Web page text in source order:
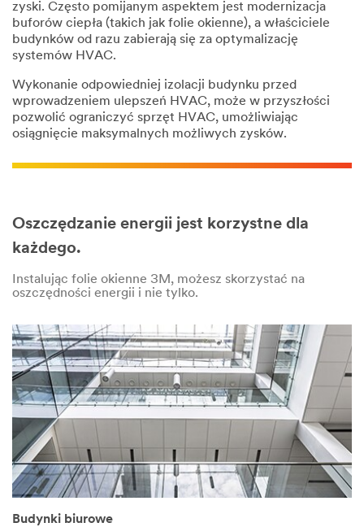
zyski. Często pomijanym aspektem jest modernizacja
buforów ciepła (takich jak folie okienne), a właściciele
budynków od razu zabierają się za optymalizację
systemów HVAC.
Wykonanie odpowiedniej izolacji budynku przed
wprowadzeniem ulepszeń HVAC, może w przyszłości
pozwolić ograniczyć sprzęt HVAC, umożliwiając
osiągnięcie maksymalnych możliwych zysków.
Oszczędzanie energii jest korzystne dla
każdego.
Instalując folie okienne 3M, możesz skorzystać na
oszczędności energii i nie tylko.
Budynki biurowe